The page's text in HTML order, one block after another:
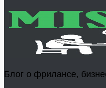
Блог о фрилансе,